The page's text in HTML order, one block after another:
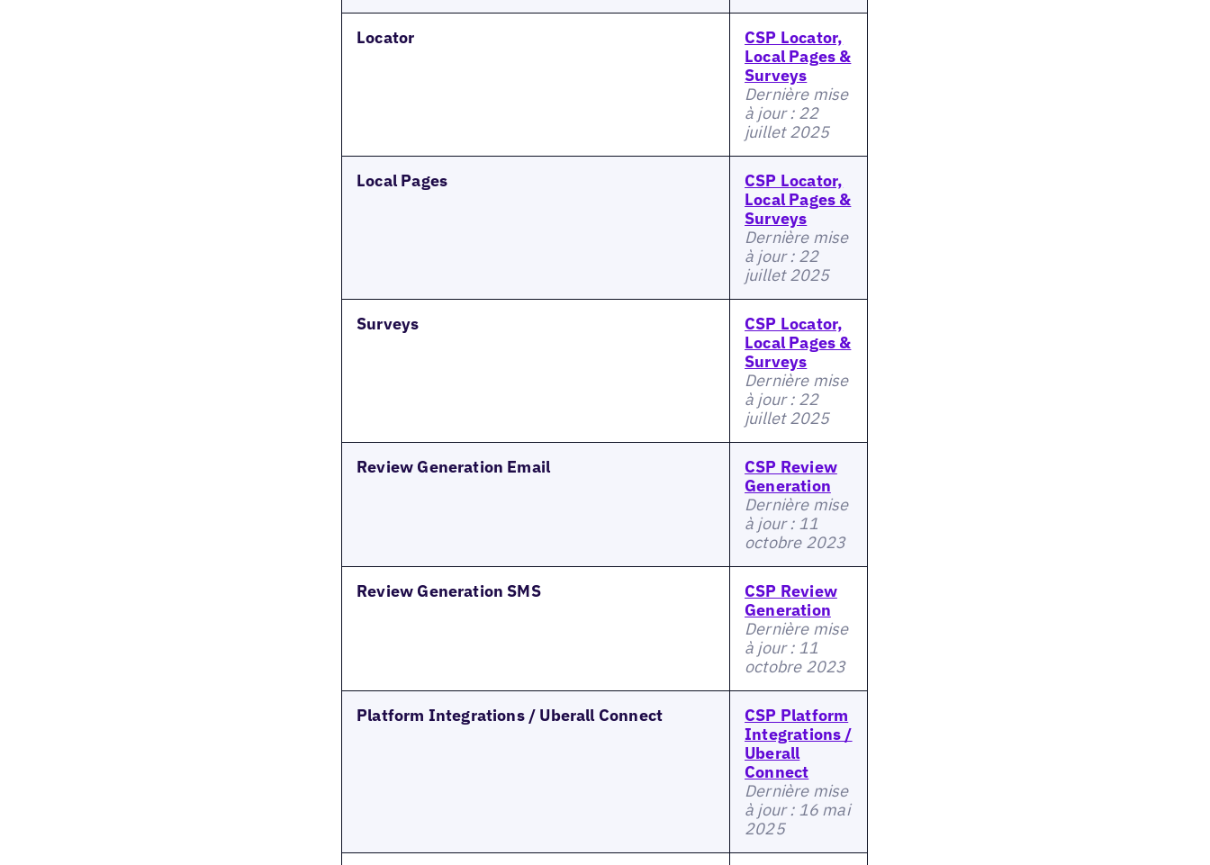
Locator
CSP Locator,
Local Pages &
Surveys
Dernière mise
à jour : 22
juillet 2025
Local Pages
CSP Locator,
Local Pages &
Surveys
Dernière mise
à jour : 22
juillet 2025
Surveys
CSP Locator,
Local Pages &
Surveys
Dernière mise
à jour : 22
juillet 2025
Review Generation Email
CSP Review
Generation
Dernière mise
à jour : 11
octobre 2023
Review Generation SMS
CSP Review
Generation
Dernière mise
à jour : 11
octobre 2023
Platform Integrations / Uberall Connect
CSP Platform
Integrations /
Uberall
Connect
Dernière mise
à jour : 16 mai
2025